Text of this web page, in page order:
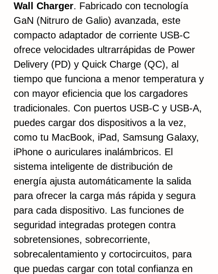
Wall Charger. Fabricado con tecnología
GaN (Nitruro de Galio) avanzada, este
compacto adaptador de corriente USB-C
ofrece velocidades ultrarrápidas de Power
Delivery (PD) y Quick Charge (QC), al
tiempo que funciona a menor temperatura y
con mayor eficiencia que los cargadores
tradicionales. Con puertos USB-C y USB-A,
puedes cargar dos dispositivos a la vez,
como tu MacBook, iPad, Samsung Galaxy,
iPhone o auriculares inalámbricos. El
sistema inteligente de distribución de
energía ajusta automáticamente la salida
para ofrecer la carga más rápida y segura
para cada dispositivo. Las funciones de
seguridad integradas protegen contra
sobretensiones, sobrecorriente,
sobrecalentamiento y cortocircuitos, para
que puedas cargar con total confianza en